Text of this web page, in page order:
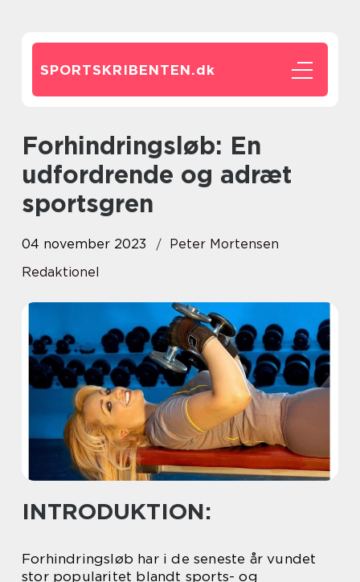
SPORTSKRIBENTEN.dk
Forhindringsløb: En
udfordrende og adræt
sportsgren
04 november 2023
Peter Mortensen
Redaktionel
INTRODUKTION:
Forhindringsløb har i de seneste år vundet
stor popularitet blandt sports- og